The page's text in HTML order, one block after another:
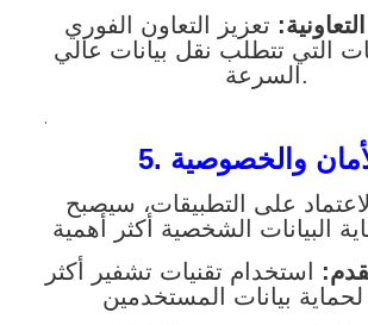
تعزيز التعاون الفوري
التي تتطلب نقل بيانات عالي
السرعة.
.
على التطبيقات، سيصبح
استخدام تقنيات تشفير أكثر